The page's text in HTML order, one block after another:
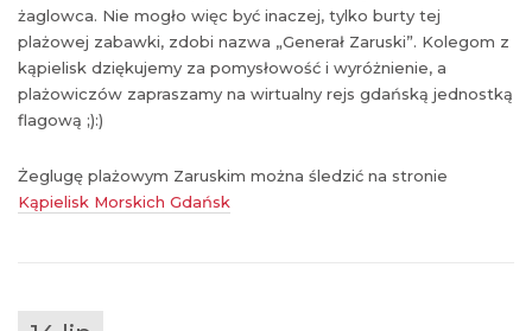
żaglowca. Nie mogło więc być inaczej, tylko burty tej
plażowej zabawki, zdobi nazwa „Generał Zaruski”. Kolegom z
kąpielisk dziękujemy za pomysłowość i wyróżnienie, a
plażowiczów zapraszamy na wirtualny rejs gdańską jednostką
flagową ;):)
Żeglugę plażowym Zaruskim można śledzić na stronie
Kąpielisk Morskich Gdańsk